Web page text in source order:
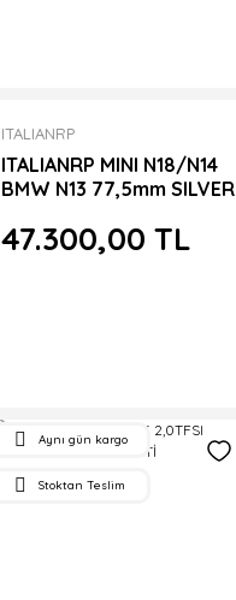
ITALIANRP
ITALIANRP MINI N18/N14
BMW N13 77,5mm SILVER
47.300,00 TL
Aynı gün kargo
Stoktan Teslim